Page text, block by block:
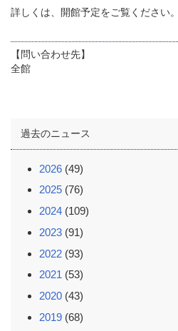
詳しくは、開館予定をご覧ください。
【問い合わせ先】
全館
過去のニュース
2026 (49)
2025 (76)
2024 (109)
2023 (91)
2022 (93)
2021 (53)
2020 (43)
2019 (68)